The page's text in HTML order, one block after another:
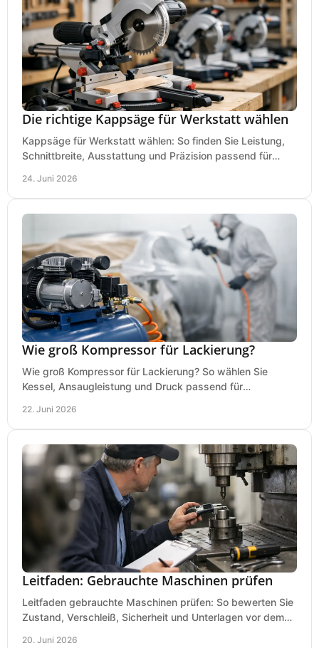
Die richtige Kappsäge für Werkstatt wählen
Kappsäge für Werkstatt wählen: So finden Sie Leistung,
Schnittbreite, Ausstattung und Präzision passend für
24. Juni 2026
Wie groß Kompressor für Lackierung?
Wie groß Kompressor für Lackierung? So wählen Sie
Kessel, Ansaugleistung und Druck passend für
22. Juni 2026
Leitfaden: Gebrauchte Maschinen prüfen
Leitfaden gebrauchte Maschinen prüfen: So bewerten Sie
Zustand, Verschleiß, Sicherheit und Unterlagen vor dem
20. Juni 2026